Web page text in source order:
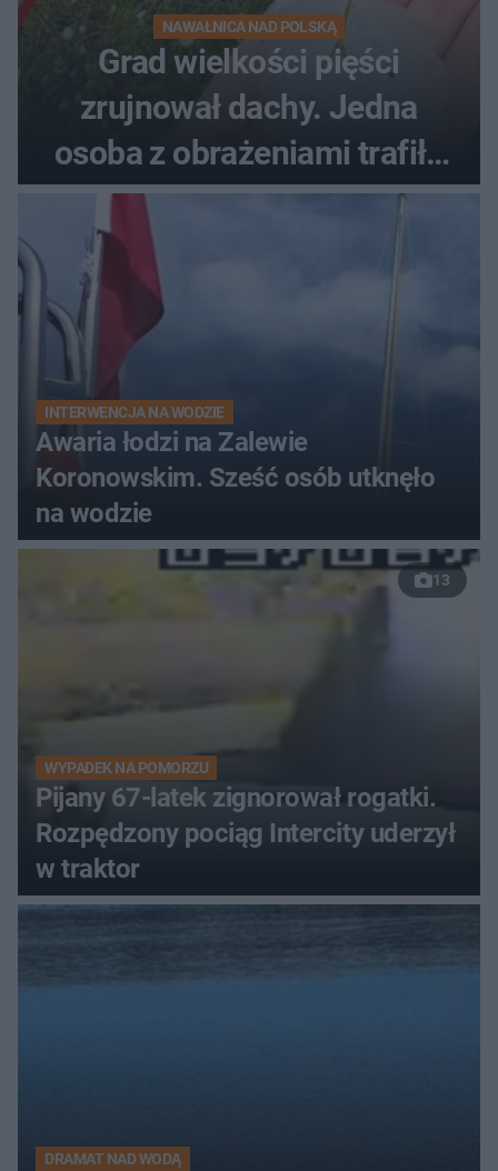
NAWAŁNICA NAD POLSKĄ
Grad wielkości pięści
zrujnował dachy. Jedna
osoba z obrażeniami trafiła
do szpitala
INTERWENCJA NA WODZIE
Awaria łodzi na Zalewie
Koronowskim. Sześć osób utknęło
na wodzie
13
WYPADEK NA POMORZU
Pijany 67-latek zignorował rogatki.
Rozpędzony pociąg Intercity uderzył
w traktor
DRAMAT NAD WODĄ